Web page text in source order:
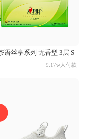
语丝享系列 无香型 3层 S
抽纸
9.17w人付款